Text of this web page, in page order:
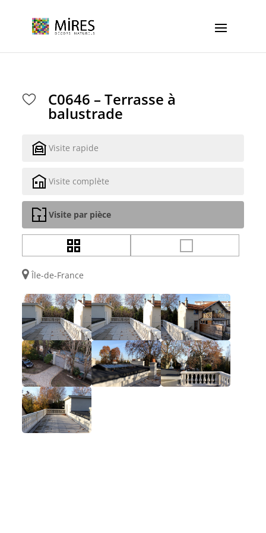
C0646 – Terrasse à
balustrade
Visite rapide
Visite complète
Visite par pièce
Île-de-France